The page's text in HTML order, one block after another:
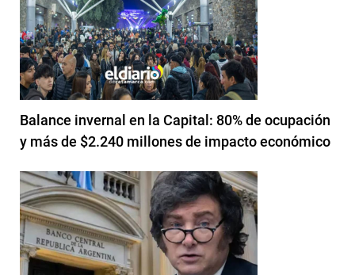
Balance invernal en la Capital: 80% de ocupación
y más de $2.240 millones de impacto económico